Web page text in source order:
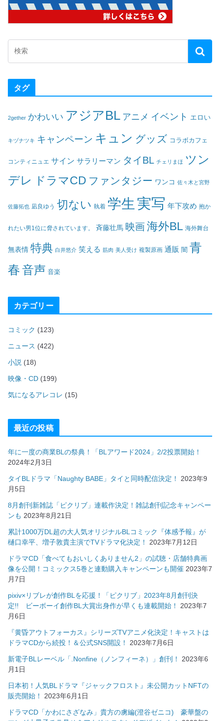
タグ
2gether かわいい アジアBL アニメ イベント エロい
キヅナツキ キャンペーン キュン グッズ コラボカフェ
コンティニュエ サイン サラリーマン タイBL チェリまほ ツン
デレ
ドラマCD ファンタジー ワンコ 佐々木と宮野
佐藤拓也 凪良ゆう 切ない 執着 学生 実写 年下攻め 抱か
れたい男1位に脅されています。 斉藤壮馬 映画海外BL 海外舞台
無表情 特典 白井悠介 笑える 筋肉 美人受け 複製原画 通販 闇 青
春音声 音楽
カテゴリー
コミック (123)
ニュース (422)
小説 (18)
映像・CD (199)
気になるアレコレ (15)
最近の投稿
年に一度の商業BLの祭典！「BLアワード2024」2/2投票開始！
2024年2月3日
タイBLドラマ「Naughty BABE」タイと同時配信決定！
2023年9
月5日
8月創刊新雑誌「ピクリブ」連載作決定！雑誌創刊記念キャンペー
ンも 2023年8月21日
累計1000万DL超の大人気オリジナルBLコミック『体感予報』が
樋口幸平、増子敦貴主演でTVドラマ化決定！
2023年7月12日
ドラマCD「食べてもおいしくありません2」の試聴・店舗特典画
像を公開！コミックス5巻と連動購入キャンペーンも開催 2023年7
月7日
pixiv×リブレが創作BLを応援！「ピクリブ」2023年8月創刊決
定!! ビーボーイ創作BL大賞出身作が早くも連載開始！
2023年7
月6日
『黄昏アウトフォーカス』シリーズTVアニメ化決定！キャストは
ドラマCDから続投！＆公式SNS開設！
2023年7月6日
新電子BLレーベル「.Nonfine（ノンフィーネ）」創刊！
2023年6
月1日
日本初！人気BLドラマ『ジャックフロスト』未公開カットNFTの
販売開始！
2023年6月1日
ドラマCD「かわにさざなみ」貴方の虜編(澄谷ゼニコ) 豪華盤の